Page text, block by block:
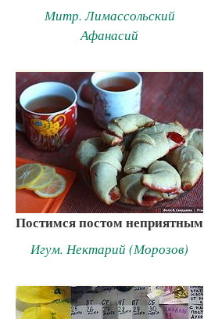
Митр. Лимассольский
Афанасий
Постимся постом неприятным
Игум. Нектарий (Морозов)